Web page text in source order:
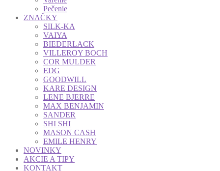
Pečenie
ZNAČKY
SILK-KA
VAIYA
BIEDERLACK
VILLEROY BOCH
COR MULDER
EDG
GOODWILL
KARE DESIGN
LENE BJERRE
MAX BENJAMIN
SANDER
SHI SHI
MASON CASH
EMILE HENRY
NOVINKY
AKCIE A TIPY
KONTAKT